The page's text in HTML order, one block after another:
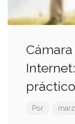
Por